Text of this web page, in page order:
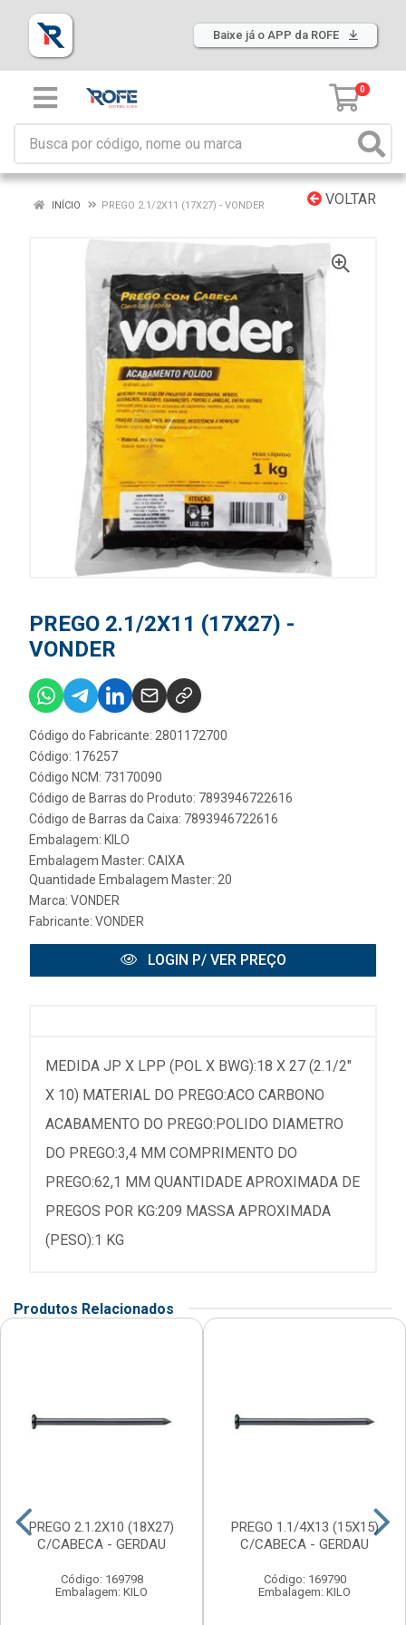
Baixe já o APP da ROFE
0
VOLTAR
INÍCIO PREGO 2.1/2X11 (17X27) - VONDER
PREGO 2.1/2X11 (17X27) -
VONDER
Código do Fabricante: 2801172700
Código: 176257
Código NCM: 73170090
Código de Barras do Produto: 7893946722616
Código de Barras da Caixa: 7893946722616
Embalagem: KILO
Embalagem Master: CAIXA
Quantidade Embalagem Master: 20
Marca: VONDER
Fabricante: VONDER
LOGIN P/ VER PREÇO
MEDIDA JP X LPP (POL X BWG):18 X 27 (2.1/2"
X 10) MATERIAL DO PREGO:ACO CARBONO
ACABAMENTO DO PREGO:POLIDO DIAMETRO
DO PREGO:3,4 MM COMPRIMENTO DO
PREGO:62,1 MM QUANTIDADE APROXIMADA DE
PREGOS POR KG:209 MASSA APROXIMADA
(PESO):1 KG
Produtos Relacionados
PREGO 2.1.2X10 (18X27)
C/CABECA - GERDAU
Código: 169798
Embalagem: KILO
PREGO 1.1/4X13 (15X15)
C/CABECA - GERDAU
Código: 169790
Embalagem: KILO